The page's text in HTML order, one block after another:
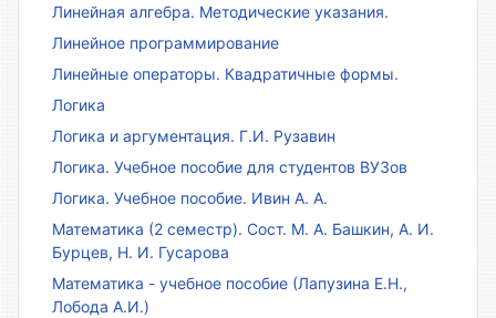
Линейная алгебра. Методические указания.
Линейное программирование
Линейные операторы. Квадратичные формы.
Логика
Логика и аргументация. Г.И. Рузавин
Логика. Учебное пособие для студентов ВУЗов
Логика. Учебное пособие. Ивин А. А.
Математика (2 семестр). Сост. М. А. Башкин, А. И.
Бурцев, Н. И. Гусарова
Математика - учебное пособие (Лапузина Е.Н.,
Лобода А.И.)